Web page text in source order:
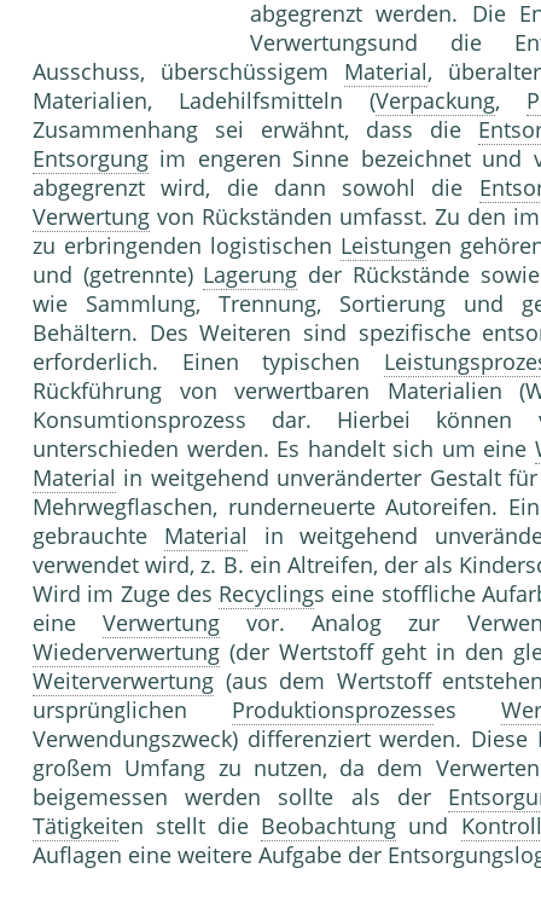
abgegrenzt werden. Die
Verwertungsund die
Ausschuss, überschüssigem Material,
Materialien, Ladehilfsmitteln (Verpackung,
Zusammenhang sei erwähnt, dass die
Entsorgung im engeren Sinne bezeichnet
abgegrenzt wird, die dann sowohl die
Verwertung von Rückständen umfasst. Zu den
zu erbringenden logistischen Leistungen
und (getrennte) Lagerung der Rückstände
wie Sammlung, Trennung, Sortierung und
Behältern. Des Weiteren sind spezifische
erforderlich. Einen typischen
Rückführung von verwertbaren Materialien
Konsumtionsprozess dar. Hierbei können
unterschieden werden. Es handelt sich um eine
Material in weitgehend unveränderter Gestalt
Mehrwegflaschen, runderneuerte Autoreifen.
gebrauchte Material in weitgehend
verwendet wird, z. B. ein Altreifen, der als
Wird im Zuge des Recyclings eine stoffliche
eineVerwertung vor. Analog zur
Wiederverwertung (der Wertstoff geht in den
Weiterverwertung (aus dem Wertstoff
ursprünglichen Produktionsprozesses
Verwendungszweck) differenziert werden.
großem Umfang zu nutzen, da dem
beigemessen werden sollte als der
Tätigkeiten stellt die Beobachtung und
Auflagen eine weitere Aufgabe der